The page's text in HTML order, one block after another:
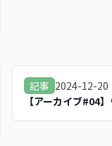
記事 2024-12-20
【アーカイブ#04